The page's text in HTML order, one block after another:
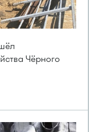
Чёрного